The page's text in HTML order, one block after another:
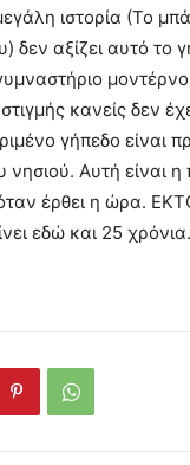
ιστορία (Το
δεν αξίζει αυτό
κανείς δεν
γήπεδο είναι
Αυτή είναι
έρθει η ώρα.
εδώ και 25